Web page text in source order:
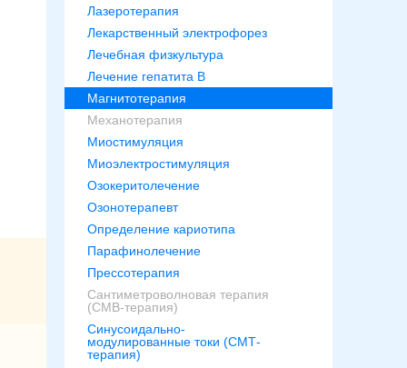
Лазеротерапия
Лекарственный электрофорез
Лечебная физкультура
Лечение гепатита В
Магнитотерапия
Механотерапия
Миостимуляция
Миоэлектростимуляция
Озокеритолечение
Озонотерапевт
Определение кариотипа
Парафинолечение
Прессотерапия
Сантиметроволновая терапия
(СМВ-терапия)
Синусоидально-
модулированные токи (СМТ-
терапия)